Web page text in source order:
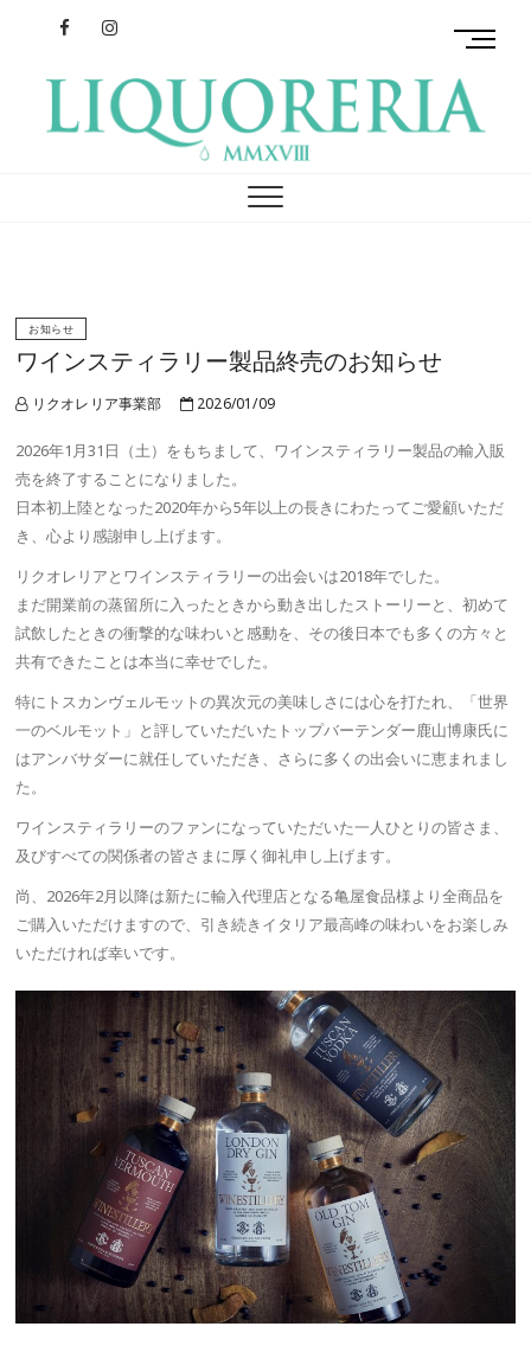
FacebookInstagram
リクオレリア
M
u
お知らせ
ワインスティラリー製品終売のお知らせ
リクオレリア事業部 2026/01/09
2026年1月31日（土）をもちまして、ワインスティラリー製品の輸入販
売を終了することになりました。
日本初上陸となった2020年から5年以上の長きにわたってご愛顧いただ
き、心より感謝申し上げます。
リクオレリアとワインスティラリーの出会いは2018年でした。
まだ開業前の蒸留所に入ったときから動き出したストーリーと、初めて
試飲したときの衝撃的な味わいと感動を、その後日本でも多くの方々と
共有できたことは本当に幸せでした。
特にトスカンヴェルモットの異次元の美味しさには心を打たれ、「世界
一のベルモット」と評していただいたトップバーテンダー鹿山博康氏に
はアンバサダーに就任していただき、さらに多くの出会いに恵まれまし
た。
ワインスティラリーのファンになっていただいた一人ひとりの皆さま、
及びすべての関係者の皆さまに厚く御礼申し上げます。
尚、2026年2月以降は新たに輸入代理店となる亀屋食品様より全商品を
ご購入いただけますので、引き続きイタリア最高峰の味わいをお楽しみ
いただければ幸いです。